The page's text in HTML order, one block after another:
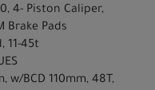
4- Piston Caliper,
Brake Pads
11-45t
w/BCD 110mm, 48T,